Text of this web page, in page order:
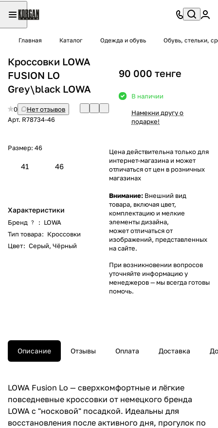
Главная Каталог Одежда и обувь Обувь, стельки,
Кроссовки LOWA
FUSION LO
Grey\black LOWA
0
Нет отзывов
Арт. R78734-46
Размер: 46
41 46
Характеристики
Бренд ? : LOWA
Тип товара: Кроссовки
Цвет: Серый, Чёрный
90 000 тенге
В наличии
Намекни другу о
подарке!
Цена действительна только для
интернет-магазина и может
отличаться от цен в розничных
магазинах
Внимание: Внешний вид
товара, включая цвет,
комплектацию и мелкие
элементы дизайна,
может отличаться от
изображений, представленных
на сайте.
При возникновении вопросов
уточняйте информацию у
менеджеров— мы всегда готовы
помочь.
Описание Отзывы Оплата Доставка
LOWA Fusion Lo — сверхкомфортные и лёгкие
повседневные кроссовки от немецкого бренда
LOWA с "носковой" посадкой. Идеальны для
восстановления после активного дня, прогулок по